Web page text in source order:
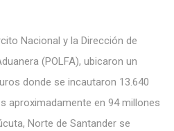
Nacional y la Dirección de
(POLFA), ubicaron un
donde se incautaron 13.640
aproximadamente en 94 millones
Norte de Santander se